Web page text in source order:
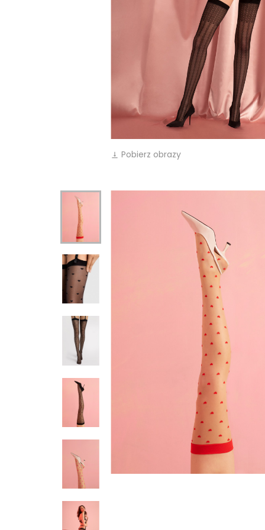
vertical_align_bottom Pobierz obrazy